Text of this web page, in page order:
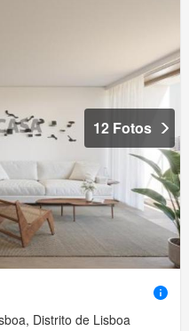
12 Fotos
Distrito de Lisboa